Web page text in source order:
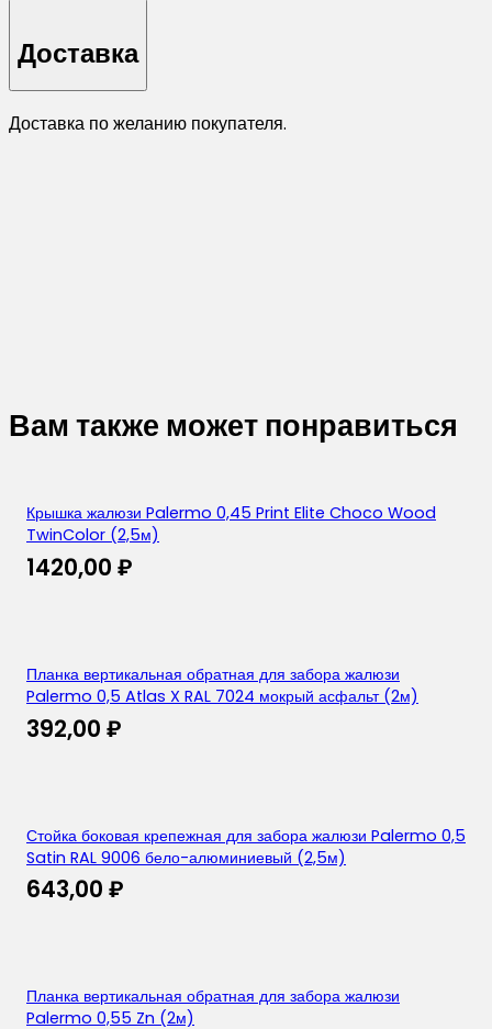
Доставка
Доставка по желанию покупателя.
Вам также может понравиться
Крышка жалюзи Palermo 0,45 Print Elite Choco Wood
TwinColor (2,5м)
1420,00 ₽
Планка вертикальная обратная для забора жалюзи
Palermo 0,5 Atlas X RAL 7024 мокрый асфальт (2м)
392,00 ₽
Стойка боковая крепежная для забора жалюзи Palermo 0,5
Satin RAL 9006 бело-алюминиевый (2,5м)
643,00 ₽
Планка вертикальная обратная для забора жалюзи
Palermo 0,55 Zn (2м)